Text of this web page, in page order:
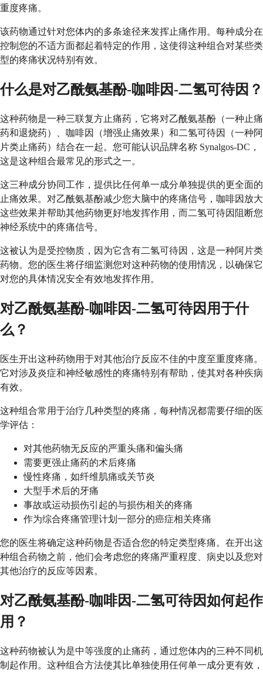
重度疼痛。
该药物通过针对您体内的多条途径来发挥止痛作用。每种成分在
控制您的不适方面都起着特定的作用，这使得这种组合对某些类
型的疼痛状况特别有效。
什么是对乙酰氨基酚-咖啡因-二氢可待因？
这种药物是一种三联复方止痛药，它将对乙酰氨基酚（一种止痛
药和退烧药）、咖啡因（增强止痛效果）和二氢可待因（一种阿
片类止痛药）结合在一起。您可能认识品牌名称 Synalgos-DC，
这是这种组合最常见的形式之一。
这三种成分协同工作，提供比任何单一成分单独提供的更全面的
止痛效果。对乙酰氨基酚减少您大脑中的疼痛信号，咖啡因放大
这些效果并帮助其他药物更好地发挥作用，而二氢可待因阻断您
神经系统中的疼痛信号。
这被认为是受控物质，因为它含有二氢可待因，这是一种阿片类
药物。您的医生将仔细监测您对这种药物的使用情况，以确保它
对您的具体情况安全有效地发挥作用。
对乙酰氨基酚-咖啡因-二氢可待因用于什
么？
医生开出这种药物用于对其他治疗反应不佳的中度至重度疼痛。
它对涉及炎症和神经敏感性的疼痛特别有帮助，使其对各种疾病
有效。
这种组合常用于治疗几种类型的疼痛，每种情况都需要仔细的医
学评估：
对其他药物无反应的严重头痛和偏头痛
需要更强止痛药的术后疼痛
慢性疼痛，如纤维肌痛或关节炎
大型手术后的牙痛
事故或运动损伤引起的与损伤相关的疼痛
作为综合疼痛管理计划一部分的癌症相关疼痛
您的医生将确定这种药物是否适合您的特定类型疼痛。在开出这
种组合药物之前，他们会考虑您的疼痛严重程度、病史以及您对
其他治疗的反应等因素。
对乙酰氨基酚-咖啡因-二氢可待因如何起作
用？
这种药物被认为是中等强度的止痛药，通过您体内的三种不同机
制起作用。这种组合方法使其比单独使用任何单一成分更有效，